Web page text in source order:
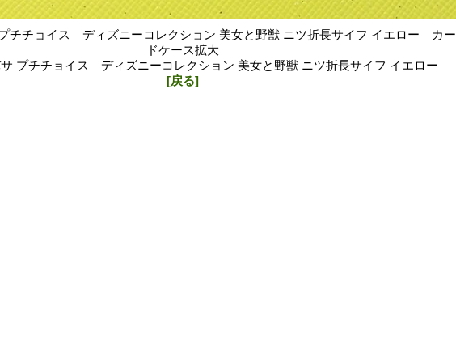
チチョイス ディズニーコレクション 美女と野獣 ニツ折長サイフ イエロー カー
ドケース拡大
プチチョイス ディズニーコレクション 美女と野獣 ニツ折長サイフ イエロー
[戻る]